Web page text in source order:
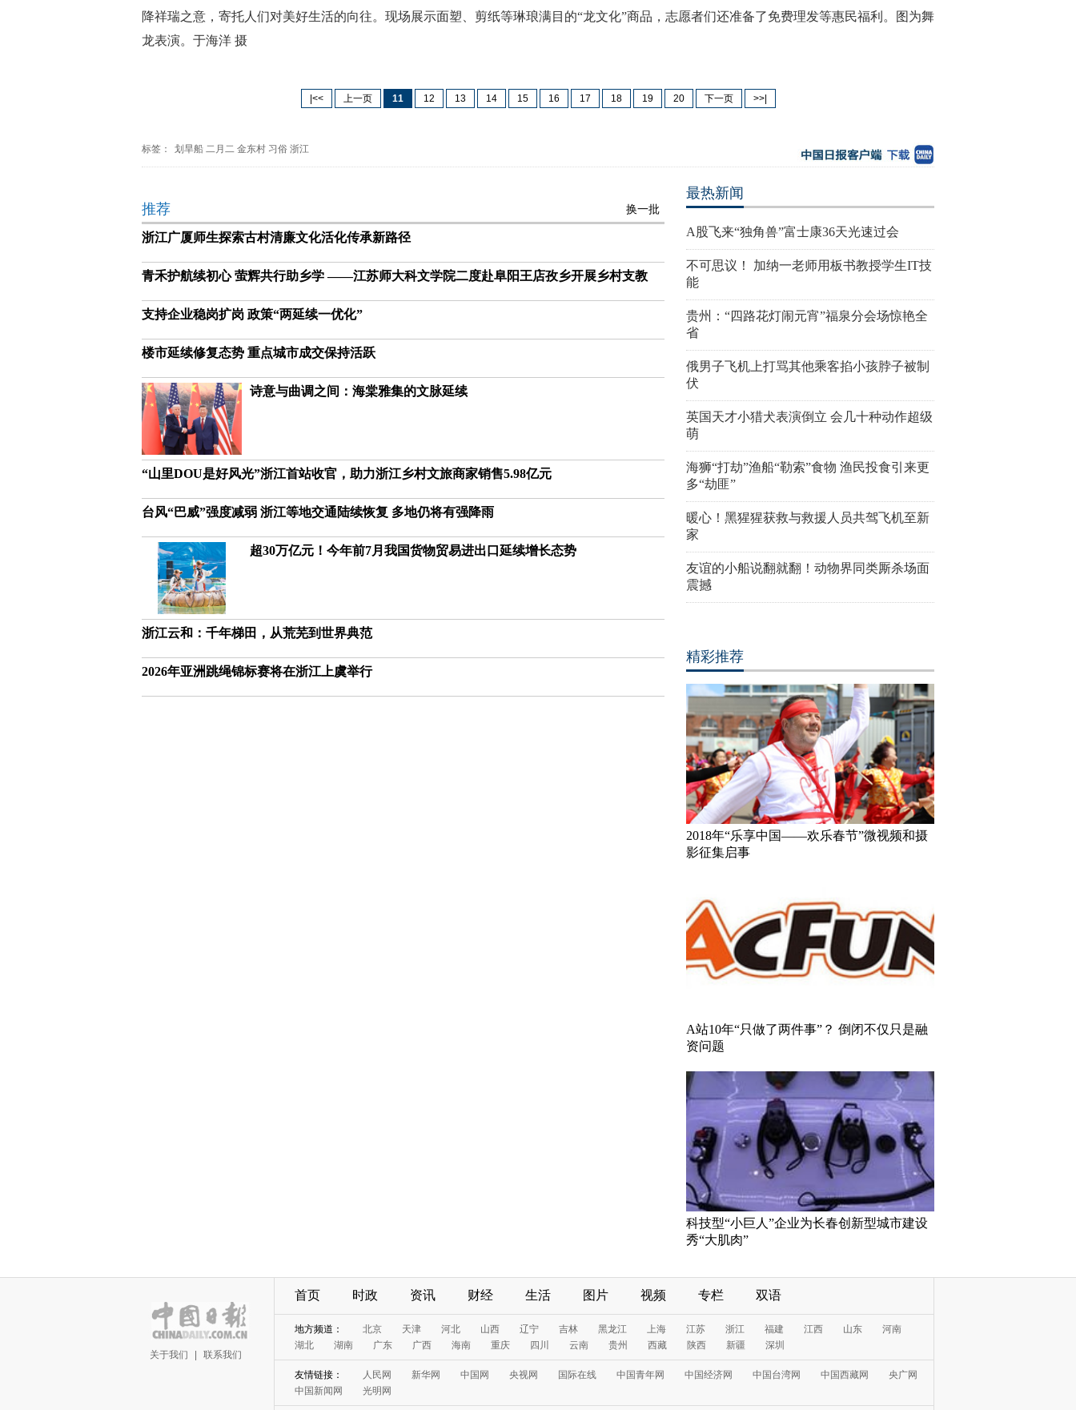
降祥瑞之意，寄托人们对美好生活的向往。现场展示面塑、剪纸等琳琅满目的“龙文化”商品，志愿者们还准备了免费理发等惠民福利。图为舞
龙表演。于海洋 摄
|<< 上一页 11 12 13 14 15 16 17 18 19 20 下一页 >>|
标签： 划旱船 二月二 金东村 习俗 浙江
推荐 换一批
浙江广厦师生探索古村清廉文化活化传承新路径
青禾护航续初心 萤辉共行助乡学 ——江苏师大科文学院二度赴阜阳王店孜乡开展乡村支教
支持企业稳岗扩岗 政策“两延续一优化”
楼市延续修复态势 重点城市成交保持活跃
诗意与曲调之间：海棠雅集的文脉延续
“山里DOU是好风光”浙江首站收官，助力浙江乡村文旅商家销售5.98亿元
台风“巴威”强度减弱 浙江等地交通陆续恢复 多地仍将有强降雨
超30万亿元！今年前7月我国货物贸易进出口延续增长态势
浙江云和：千年梯田，从荒芜到世界典范
2026年亚洲跳绳锦标赛将在浙江上虞举行
最热新闻
A股飞来“独角兽”富士康36天光速过会
不可思议！ 加纳一老师用板书教授学生IT技
能
贵州：“四路花灯闹元宵”福泉分会场惊艳全
省
俄男子飞机上打骂其他乘客掐小孩脖子被制
伏
英国天才小猎犬表演倒立 会几十种动作超级
萌
海狮“打劫”渔船“勒索”食物 渔民投食引来更
多“劫匪”
暖心！黑猩猩获救与救援人员共驾飞机至新
家
友谊的小船说翻就翻！动物界同类厮杀场面
震撼
精彩推荐
2018年“乐享中国——欢乐春节”微视频和摄
影征集启事
A站10年“只做了两件事”？ 倒闭不仅只是融
资问题
科技型“小巨人”企业为长春创新型城市建设
秀“大肌肉”
关于我们 联系我们
首页 时政 资讯 财经 生活 图片 视频 专栏 双语
地方频道： 北京 天津 河北 山西 辽宁 吉林 黑龙江 上海 江苏 浙江 福建 江西 山东
河南
湖北
湖南 广东 广西 海南 重庆 四川 云南 贵州 西藏 陕西 新疆 深圳
友情链接： 人民网 新华网 中国网 央视网 国际在线 中国青年网 中国经济网 中国台湾网 中国西藏网
央广网
中国新闻网
光明网